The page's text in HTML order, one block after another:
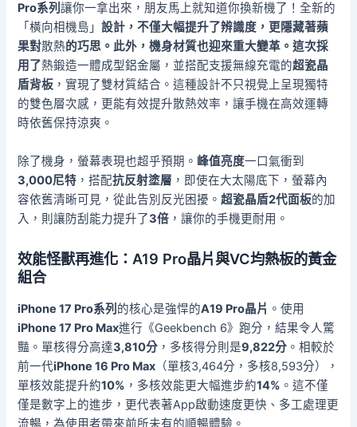
Pro系列讓你一拿出來，朋友馬上就知道你換新機了！全新的
「橫向相機島」設計，不僅大幅提升了辨識度，更隱藏著蘋
果對散熱的巧思。此外，機身材質也迎來重大變革。這次採
用了熱鍛造一體成型鋁金屬，並搭配支援無線充電的超瓷晶
盾背板 ，實現了雙材質結合。這種設計不只視覺上呈現獨特
的雙色層次感，更能有效提升散熱效率，讓手機在高效運轉
時依舊保持涼爽。
除了機身，螢幕表現也超乎預期。 峰值亮度一口氣衝到
3,000尼特 ，搭配抗反射塗層 ，即使在大太陽底下，螢幕內
容依舊清晰可見，從此告別反光困擾。超瓷晶盾2代面板的加
入，則讓防刮能力提升了3倍 ，讓你的手機更耐用。
效能怪獸再進化：A19 Pro晶片與VC均熱板的黃金
組合
iPhone 17 Pro系列 的核心是強悍的A19 Pro晶片 。使用
iPhone 17 Pro Max進行《Geekbench 6》跑分，結果令人驚
豔。單核得分高達3,810分 ，多核得分則是9,822分 。相較於
前一代iPhone 16 Pro Max （單核3,464分，多核8,593分），
單核效能提升約10% ，多核效能更大幅進步約14% 。這不僅
僅是數字上的進步，更代表著App啟動速度更快、多工處理更
流暢，為使用者帶來前所未有的順暢體驗。